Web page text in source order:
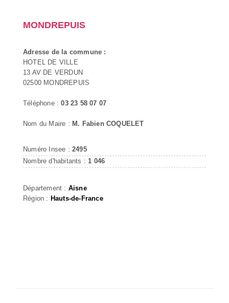
MONDREPUIS
Adresse de la commune :
HOTEL DE VILLE
13 AV DE VERDUN
02500 MONDREPUIS
Téléphone :03 23 58 07 07
Nom du Maire : M. Fabien COQUELET
Numéro Insee : 2495
Nombre d'habitants : 1 046
Département : Aisne
Région : Hauts-de-France